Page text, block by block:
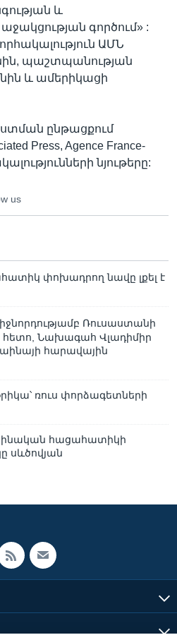
և
գործում» :
ԱՄՆ
պաշտպանության
և ամերիկացի
ընթացքում
Press, Agence France-
նյութերը:
us
փոխադրող նավը լքել է
Ռուսաստանի
հետո, Նախագահ Վլադիմիր
հարավային
ռուս փորձագետների
հացահատիկի
սևծովյան